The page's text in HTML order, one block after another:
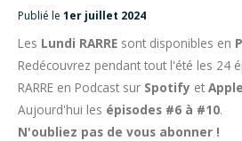
Publié le 1er juillet 2024
Les Lundi RARRE sont disponibles en
Redécouvrez pendant tout l'été les 24
RARRE en Podcast sur Spotify et
Aujourd'hui les épisodes #6 à #10.
N'oubliez pas de vous abonner !